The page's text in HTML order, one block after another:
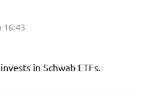
16:43
in Schwab ETFs.